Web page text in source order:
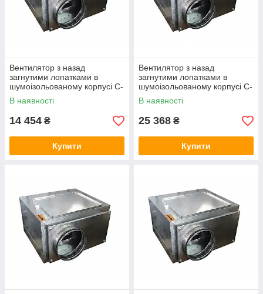
Вентилятор з назад
загнутими лопатками в
шумоізольованому корпусі C-
VENT-PB-S-250А-4-220
В наявності
14 454 ₴
Купити
Вентилятор з назад
загнутими лопатками в
шумоізольованому корпусі C-
VENT-PB-S-315А-4-220
В наявності
25 368 ₴
Купити